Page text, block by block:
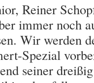
Reiner
immer noch
Wir werden
Spezial
seiner